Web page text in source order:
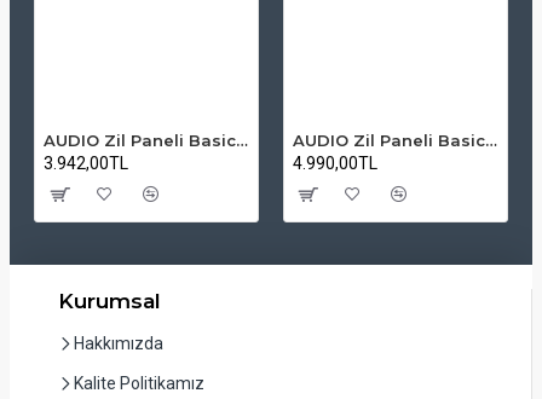
AUDIO Zil Paneli Basic Hpli Çift Buton 14'lü Sesli Apartman Diafon Kapı Paneli
3.942,00TL
AUDIO Zil Paneli Basic Hpli Çift Buton 20'li Sesli Apartman Diafon Kapı Paneli
4.990,00TL
Kurumsal
Hakkımızda
Kalite Politikamız